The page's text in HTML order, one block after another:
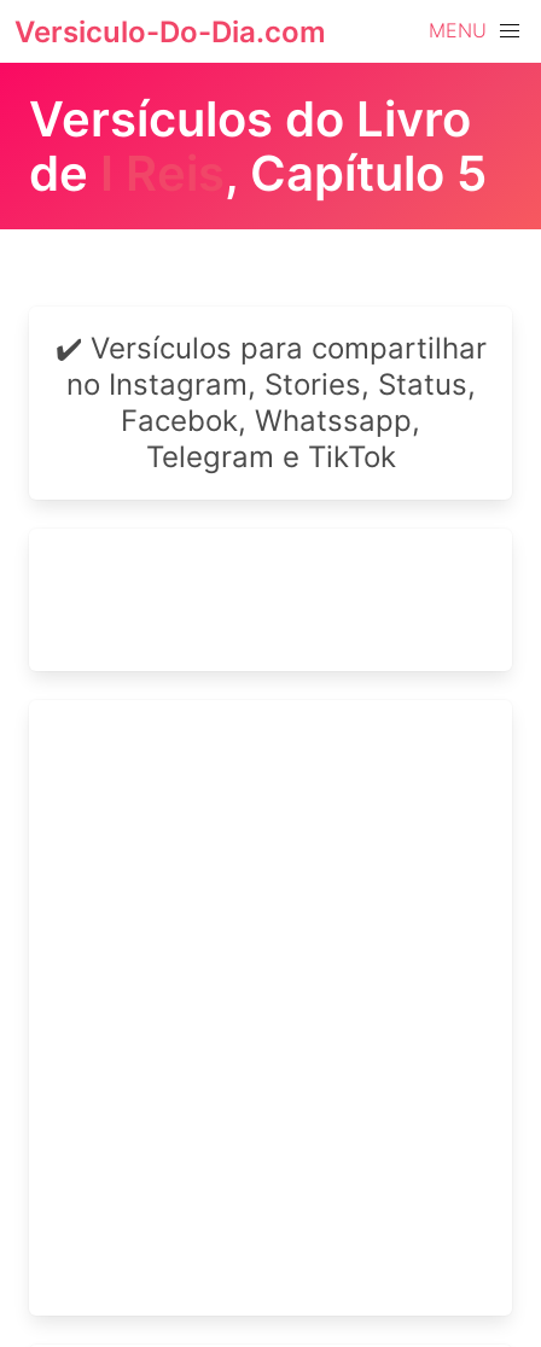
Versiculo-Do-Dia.com MENU
Versículos do Livro
de I Reis , Capítulo 5
✔️ Versículos para compartilhar
no Instagram, Stories, Status,
Facebok, Whatssapp,
Telegram e TikTok